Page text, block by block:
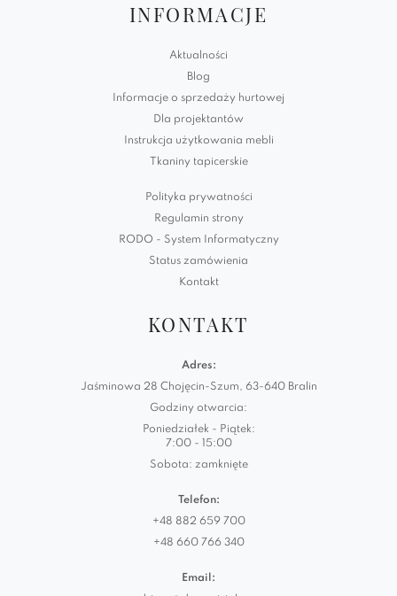
INFORMACJE
Aktualności
Blog
Informacje o sprzedaży hurtowej
Dla projektantów
Instrukcja użytkowania mebli
Tkaniny tapicerskie
Polityka prywatności
Regulamin strony
RODO - System Informatyczny
Status zamówienia
Kontakt
KONTAKT
Adres:
Jaśminowa 28 Chojęcin-Szum, 63-640 Bralin
Godziny otwarcia:
Poniedziałek - Piątek:
7:00 - 15:00
Sobota: zamknięte
Telefon:
+48 882 659 700
+48 660 766 340
Email: